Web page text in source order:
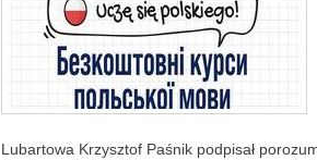
Lubartowa Krzysztof Paśnik podpisał